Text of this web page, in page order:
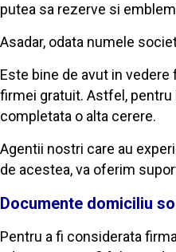
putea sa rezerve si
Asadar, odata numele
Este bine de avut in
firmei gratuit. Astfel, pentru
completata o alta cerere.
Agentii nostri care au
de acestea, va oferim
Documente domiciliu
Pentru a fi considerata